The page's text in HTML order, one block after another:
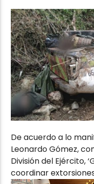
De acuerdo a lo
Leonardo Gómez,
División del Ejército,
coordinar